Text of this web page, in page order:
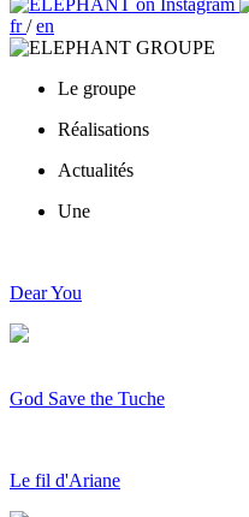
fr/ en
Le groupe
Réalisations
Actualités
Une
Dear You
God Save the Tuche
Le fil d'Ariane